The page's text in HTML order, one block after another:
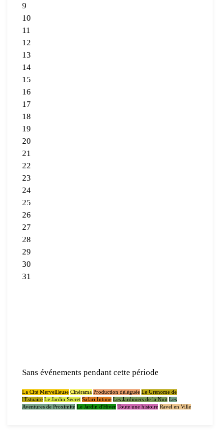
9
10
11
12
13
14
15
16
17
18
19
20
21
22
23
24
25
26
27
28
29
30
31
Sans événements pendant cette période
La Cité Merveilleuse Cinérama Production déléguée Le Grenome de
l'Estuaire Le Jardin Secret Safari Intime Les Jardiniers de la Nuit Les
Aventures de Proximité Le Jardin d'Hiver Toute une histoire Ravel en Ville